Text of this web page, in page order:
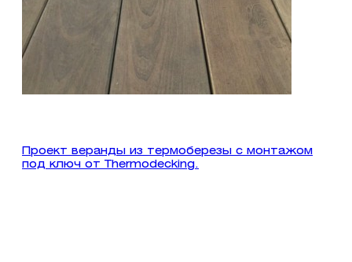
Проект веранды из термоберезы с монтажом
под ключ от Thermodecking.